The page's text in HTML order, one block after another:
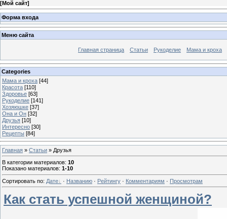
[Мой сайт]
Форма входа
Меню сайта
Главная страница Статьи Рукоделие Мама и кроха
Categories
Мама и кроха [44]
Красота [110]
Здоровье [63]
Рукоделие [141]
Хозяюшке [37]
Она и Он [32]
Друзья [10]
Интересно [30]
Рецепты [84]
Главная » Статьи » Друзья
В категории материалов: 10
Показано материалов: 1-10
Сортировать по: Дате · Названию · Рейтингу · Комментариям · Просмотрам
Как стать успешной женщиной?